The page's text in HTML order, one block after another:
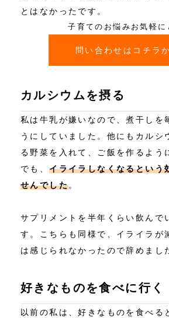
とはなかったです。
子育てのお悩みお気軽に
問い合わせはコチラ
カルシウムを摂る
私は牛乳が嫌いなので、煮干しを
うにしていました。他にもカルシ
る野菜を入れて、ご飯を作るよう
でも、イライラしなくなるという
せんでした。
サプリメントを半年くらい飲んで
す。こちらも同様で、イライラが
は感じられなかったので辞めまし
好きなものを食べに行く
以前の私は、好きなものを食べる